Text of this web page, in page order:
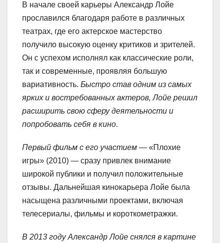
В начале своей карьеры Александр Лойе
прославился благодаря работе в различных
театрах, где его актерское мастерство
получило высокую оценку критиков и зрителей.
Он с успехом исполнял как классические роли,
так и современные, проявляя большую
вариативность. Быстро став одним из самых
ярких и востребованных актеров, Лойе решил
расширить свою сферу деятельности и
попробовать себя в кино.
Первый фильм с его участием — «Плохие
игры» (2010) — сразу привлек внимание
широкой публики и получил положительные
отзывы. Дальнейшая кинокарьера Лойе была
насыщена различными проектами, включая
телесериалы, фильмы и короткометражки.
В 2013 году Александр Лойе снялся в картине